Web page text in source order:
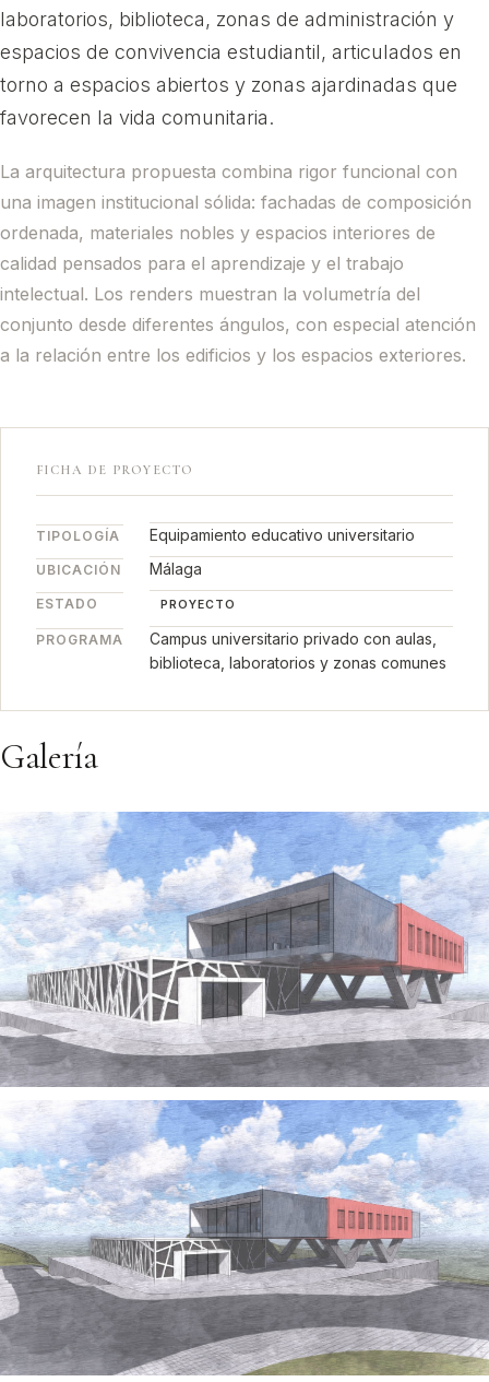
laboratorios, biblioteca, zonas de administración y
espacios de convivencia estudiantil, articulados en
torno a espacios abiertos y zonas ajardinadas que
favorecen la vida comunitaria.
La arquitectura propuesta combina rigor funcional con
una imagen institucional sólida: fachadas de composición
ordenada, materiales nobles y espacios interiores de
calidad pensados para el aprendizaje y el trabajo
intelectual. Los renders muestran la volumetría del
conjunto desde diferentes ángulos, con especial atención
a la relación entre los edificios y los espacios exteriores.
FICHA DE PROYECTO
TIPOLOGÍA Equipamiento educativo universitario
UBICACIÓN Málaga
ESTADO PROYECTO
PROGRAMA
Campus universitario privado con aulas,
biblioteca, laboratorios y zonas comunes
Galería